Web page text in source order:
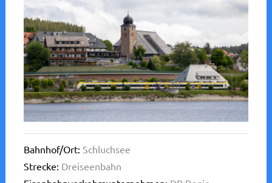
Bahnhof/Ort: Schluchsee
Strecke: Dreiseenbahn